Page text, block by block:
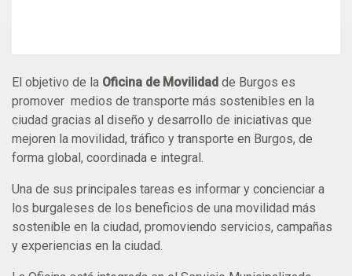
El objetivo de la Oficina de Movilidad de Burgos es
promover medios de transporte más sostenibles en la
ciudad gracias al diseño y desarrollo de iniciativas que
mejoren la movilidad, tráfico y transporte en Burgos, de
forma global, coordinada e integral.
Una de sus principales tareas es informar y concienciar a
los burgaleses de los beneficios de una movilidad más
sostenible en la ciudad, promoviendo servicios, campañas
y experiencias en la ciudad.